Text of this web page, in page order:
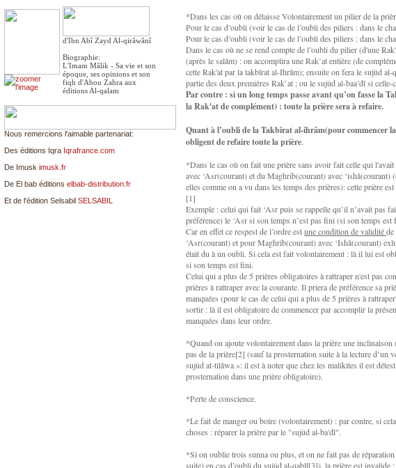
d'Ibn Abî Zayd Al-qirâwânî
Biographie:
L'Imam Mâlik - Sa vie et son
époque, ses opinions et son
fiqh d'Abou Zahra aux
éditions Al-qalam
Nous remercions l'aimable partenariat:
Des éditions Iqra Iqrafrance.com
De Imusk imusk.fr
De El bab éditions elbab-distribution.fr
Et de l'édition Selsabil SELSABIL
*Dans les cas où on délaisse Volontairement un pilier de la
Pour le cas d’oubli (voir le cas de l’oubli des piliers : dans le
Pour le cas d’oubli (voir le cas de l’oubli des piliers : dans le
Dans le cas où ne se rend compte de l’oubli du pilier (d'une
(après le salâm) : on accomplira une Rak’at entière (de
cette Rak'at par la takbîrat al-Ihrâm); ensuite on fera le sujûd
partie des deux premières Rak’at ; ou le sujûd al-baa’dî si
Par contre : si un long temps passe avant qu’on fasse la
la Rak'at de complément) : toute la prière sera à refaire.
Quant à l’oubli de la Takbîrat al-ihrâm(pour commencer
obligent de refaire toute la prière.
*Dans le cas où on fait une prière sans avoir fait celle qui
avec ‘Asr(courant) et du Maghrib(courant) avec ‘ishâ(courant)
elles comme on a vu dans les temps des prières): cette prière
[1]
Exemple : celui qui fait ‘Asr puis se rappelle qu’il n’avait pas
préférence) le ‘Asr si son temps n’est pas fini (si son temps
Car en effet ce respest de l’ordre estune condition de validité
‘Asr(courant) et pour Maghrib(courant) avec ‘Ishâ(courant)
était du à un oubli. Si cela est fait volontairement : là il lui est
si son temps est fini.
Celui qui a plus de 5 prières obligatoires à rattraper n'est pas
prières à rattraper avec la courante. Il priera de préférence sa
manquées (pour le cas de celui qui a plus de 5 prières à
sortir : là il est obligatoire de commencer par accomplir la
manquées dans leur ordre.
*Quand on ajoute volontairement dans la prière une
pas de la prière[2] (sauf la prosternation suite à la lecture d’un
sujûd at-tilâwa »: il est à noter que chez les malikites il est
prosternation dans une prière obligatoire).
*Perte de conscience.
*Le fait de manger ou boire (volontairement) : par contre, si
choses : réparer la prière par le "sujûd al-ba'dî".
*Si on oublie trois sunna ou plus, et on ne fait pas de
suite) en cas d’oubli du sujûd al-qablî[3]), la prière est invalide